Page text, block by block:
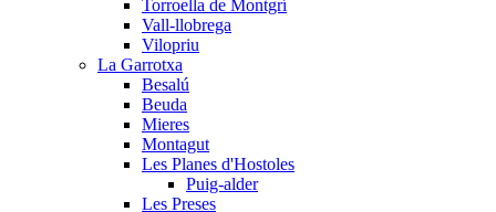
Torroella de Montgrí
Vall-llobrega
Vilopriu
La Garrotxa
Besalú
Beuda
Mieres
Montagut
Les Planes d'Hostoles
Puig-alder
Les Preses